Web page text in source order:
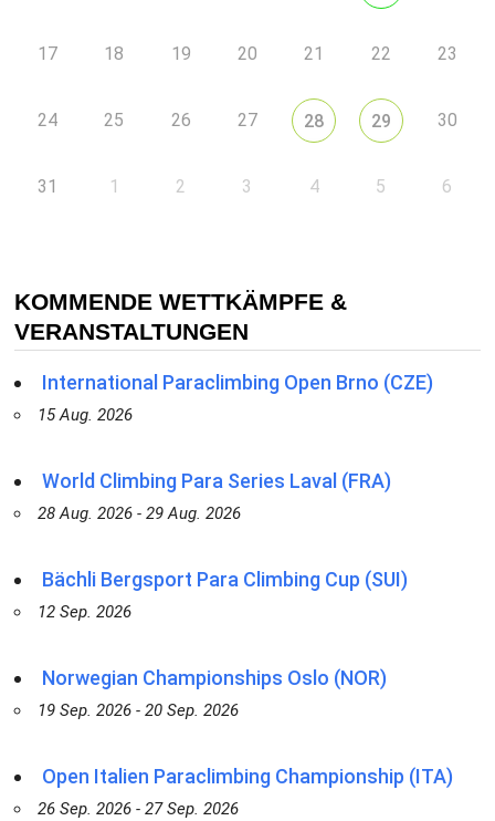
17 18 19 20 21 22 23
24 25 26 27 28 29 30
31 1 2 3 4 5 6
KOMMENDE WETTKÄMPFE &
VERANSTALTUNGEN
International Paraclimbing Open Brno (CZE)
15 Aug. 2026
World Climbing Para Series Laval (FRA)
28 Aug. 2026 - 29 Aug. 2026
Bächli Bergsport Para Climbing Cup (SUI)
12 Sep. 2026
Norwegian Championships Oslo (NOR)
19 Sep. 2026 - 20 Sep. 2026
Open Italien Paraclimbing Championship (ITA)
26 Sep. 2026 - 27 Sep. 2026